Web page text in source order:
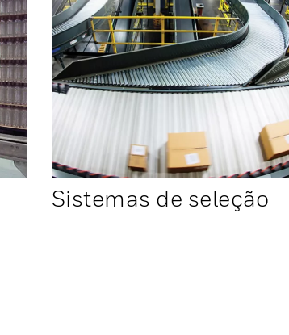
Sistemas de seleção